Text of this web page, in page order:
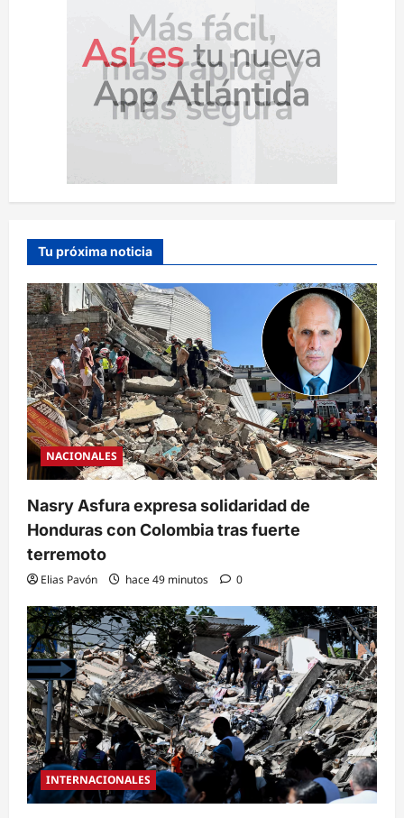
Tu próxima noticia
NACIONALES
Nasry Asfura expresa solidaridad de
Honduras con Colombia tras fuerte
terremoto
Elias Pavón hace 49 minutos 0
INTERNACIONALES